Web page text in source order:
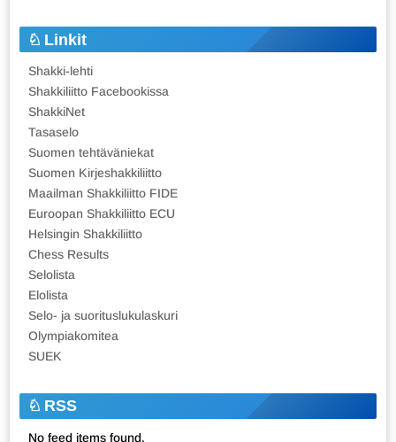
Linkit
Shakki-lehti
Shakkiliitto Facebookissa
ShakkiNet
Tasaselo
Suomen tehtäväniekat
Suomen Kirjeshakkiliitto
Maailman Shakkiliitto FIDE
Euroopan Shakkiliitto ECU
Helsingin Shakkiliitto
Chess Results
Selolista
Elolista
Selo- ja suorituslukulaskuri
Olympiakomitea
SUEK
RSS
No feed items found.